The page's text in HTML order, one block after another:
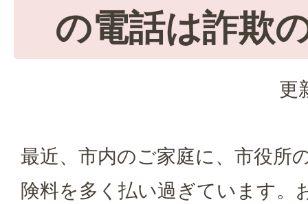
の電話は詐欺
更
最近、市内のご家庭に、市役所
険料を多く払い過ぎています。